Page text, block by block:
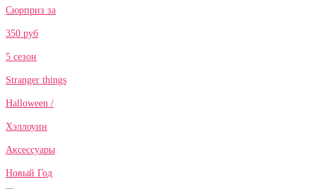
Сюрприз за
350 руб
5 сезон
Stranger things
Halloween /
Хэллоуин
Аксессуары
Новый Год